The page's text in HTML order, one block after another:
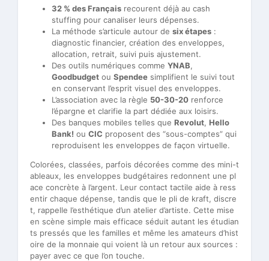
32 % des Français recourent déjà au cash
stuffing pour canaliser leurs dépenses.
La méthode s’articule autour de six étapes :
diagnostic financier, création des enveloppes,
allocation, retrait, suivi puis ajustement.
Des outils numériques comme YNAB,
Goodbudget ou Spendee simplifient le suivi tout
en conservant l’esprit visuel des enveloppes.
L’association avec la règle 50-30-20 renforce
l’épargne et clarifie la part dédiée aux loisirs.
Des banques mobiles telles que Revolut, Hello
Bank! ou CIC proposent des “sous-comptes” qui
reproduisent les enveloppes de façon virtuelle.
Colorées, classées, parfois décorées comme des mini-t
ableaux, les enveloppes budgétaires redonnent une pl
ace concrète à l’argent. Leur contact tactile aide à ress
entir chaque dépense, tandis que le pli de kraft, discre
t, rappelle l’esthétique d’un atelier d’artiste. Cette mise
en scène simple mais efficace séduit autant les étudian
ts pressés que les familles et même les amateurs d’hist
oire de la monnaie qui voient là un retour aux sources :
payer avec ce que l’on touche.